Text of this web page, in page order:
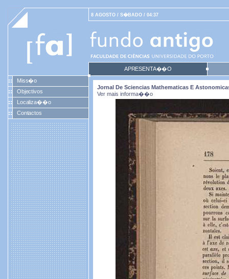
8 AGOSTO / S�BADO / 04:37
APRESENTA��O
Miss�o
Objectivos
Localiza��o
Contactos
Jornal De Sciencias Mathematicas E
Ver mais informa��o